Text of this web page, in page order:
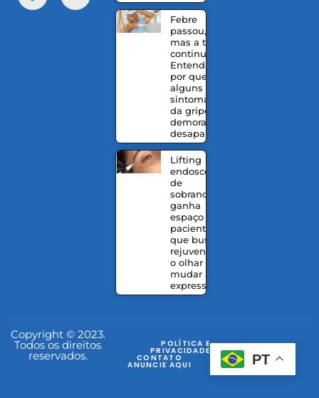
Febre
passou,
mas a tosse
continua?
Entenda
por que
alguns
sintomas
da gripe
demoram a
desaparecer
Lifting
endoscópico
de
sobrancelhas
ganha
espaço entre
pacientes
que buscam
rejuvenescer
o olhar sem
mudar a
expressão
Copyright © 2023.
Todos os direitos
reservados.
POLÍTICA E
PRIVACIDADE
CONTATO
ANUNCIE AQUI PT